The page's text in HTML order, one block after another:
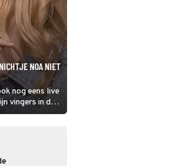
NOA NIET
nog eens live
vingers in de
van haar